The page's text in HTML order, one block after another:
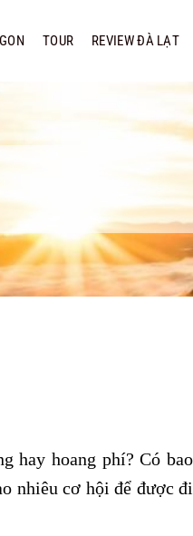
TOUR REVIEW ĐÀ LẠT
hay hoang phí? Có
nhiêu cơ hội để được